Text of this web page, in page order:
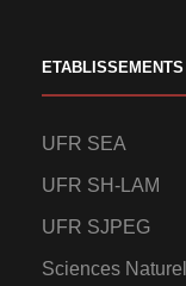
UFR SEA
UFR SH-LAM
UFR SJPEG
Sciences